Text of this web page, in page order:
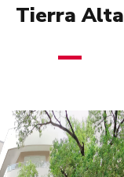
Tierra Alta